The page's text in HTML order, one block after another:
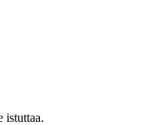
istuttaa.